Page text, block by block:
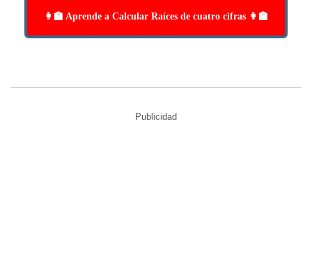
👩‍🏫 Aprende a Calcular Raíces de cuatro cifras 👩‍🏫
Publicidad